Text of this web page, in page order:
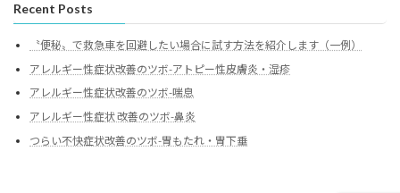
Recent Posts
〝便秘〟で救急車を回避したい場合に試す方法を紹介します（一例）
アレルギー性症状改善のツボ-アトピー性皮膚炎・湿疹
アレルギー性症状改善のツボ-喘息
アレルギー性症状 改善のツボ-鼻炎
つらい不快症状改善のツボ-胃もたれ・胃下垂